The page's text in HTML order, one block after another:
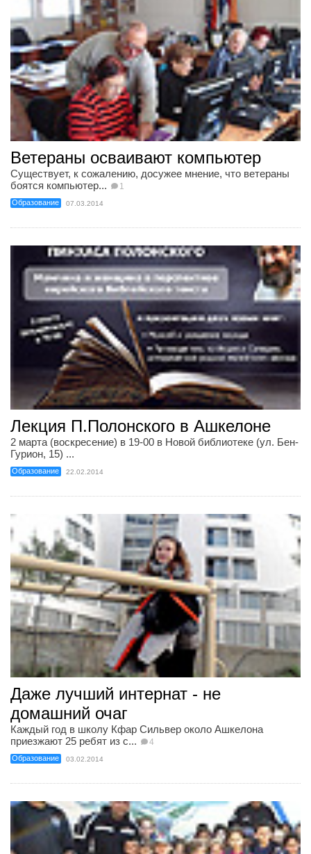
Ветераны осваивают компьютер
Существует, к сожалению, досужее мнение, что ветераны
боятся компьютер...
1
Образование 07.03.2014
Лекция П.Полонского в Ашкелоне
2 марта (воскресение) в 19-00 в Новой библиотеке (ул. Бен-
Гурион, 15) ...
Образование 22.02.2014
Даже лучший интернат - не
домашний очаг
Каждый год в школу Кфар Сильвер около Ашкелона
приезжают 25 ребят из с...
4
Образование 03.02.2014